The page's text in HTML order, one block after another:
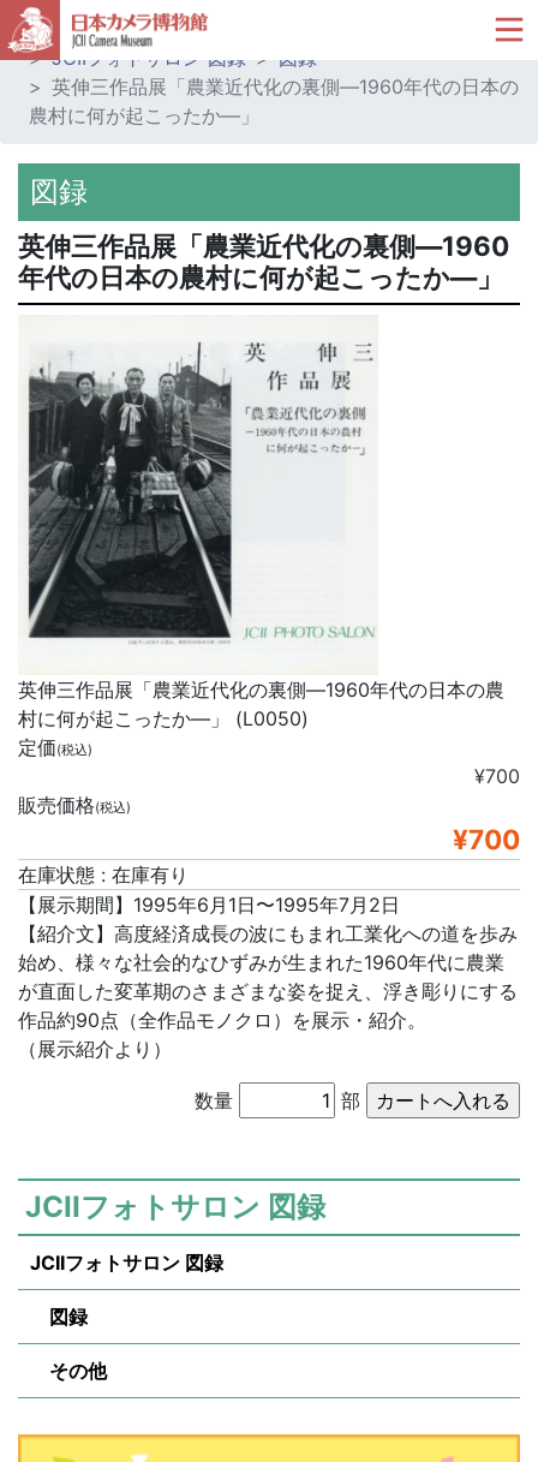
ホーム
ミュージアムショップ
JCIIフォトサロン 図録
図録
英伸三作品展「農業近代化の裏側―1960年代の日本の
農村に何が起こったか―」
図録
英伸三作品展「農業近代化の裏側―1960
年代の日本の農村に何が起こったか―」
英伸三作品展「農業近代化の裏側―1960年代の日本の農
村に何が起こったか―」 (L0050)
定価(税込)
¥700
販売価格(税込)
¥700
在庫状態 : 在庫有り
【展示期間】1995年6月1日〜1995年7月2日
【紹介文】高度経済成長の波にもまれ工業化への道を歩み
始め、様々な社会的なひずみが生まれた1960年代に農業
が直面した変革期のさまざまな姿を捉え、浮き彫りにする
作品約90点（全作品モノクロ）を展示・紹介。
（展示紹介より）
数量 部
JCIIフォトサロン 図録
JCIIフォトサロン 図録
図録
その他